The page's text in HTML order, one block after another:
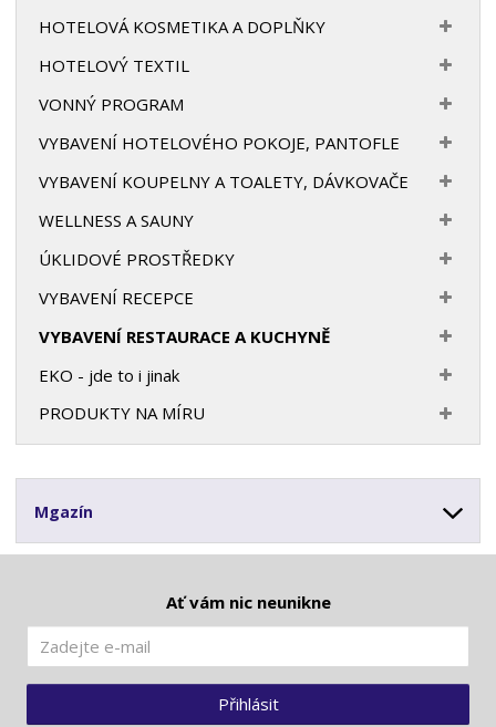
HOTELOVÁ KOSMETIKA A DOPLŇKY
HOTELOVÝ TEXTIL
VONNÝ PROGRAM
VYBAVENÍ HOTELOVÉHO POKOJE, PANTOFLE
VYBAVENÍ KOUPELNY A TOALETY, DÁVKOVAČE
WELLNESS A SAUNY
ÚKLIDOVÉ PROSTŘEDKY
VYBAVENÍ RECEPCE
VYBAVENÍ RESTAURACE A KUCHYNĚ
EKO - jde to i jinak
PRODUKTY NA MÍRU
Mgazín
Ať vám nic neunikne
Přihlásit